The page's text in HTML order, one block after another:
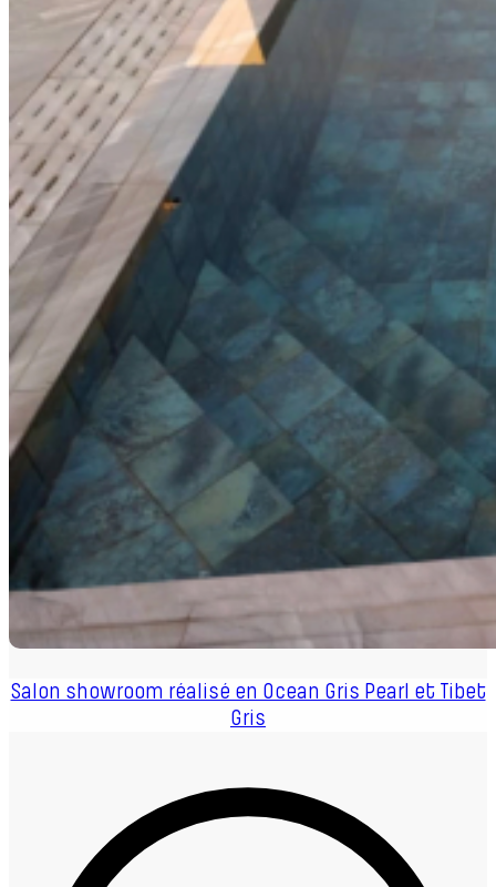
Salon showroom réalisé en Ocean Gris Pearl et Tibet
Gris